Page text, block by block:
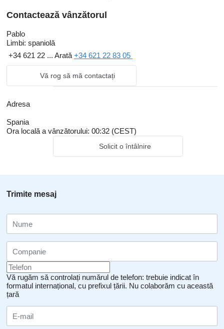
Contactează vânzătorul
Pablo
Limbi: spaniolă
+34 621 22 ... Arată+34 621 22 83 05
Vă rog să mă contactați
Adresa
Spania
Ora locală a vânzătorului: 00:32 (CEST)
Solicit o întâlnire
Trimite mesaj
Vă rugăm să controlați numărul de telefon: trebuie indicat în
formatul internațional, cu prefixul țării. Nu colaborăm cu această
țară